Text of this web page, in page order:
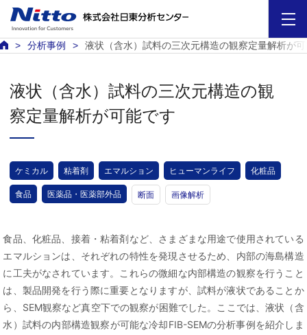
分析事例 液状（含水）試料の三次元構造の観察定量解析が
液状（含水）試料の三次元構造の観
察定量解析が可能です
ケミカル 粘着剤 エマルション ヒューマンライフ 化粧品
食品 医薬品・医薬部外品 断面 画像解析
食品、化粧品、接着・粘着剤など、さまざまな用途で使用されている
エマルションは、それぞれの特性を発現させるため、内部の海島構造
に工夫がなされています。これらの微細な内部構造の観察を行うこと
は、製品開発を行う際に重要となりますが、試料が液状であることか
ら、SEM観察など真空下での観察が困難でした。ここでは、液状（含
水）試料の内部構造観察が可能な冷却FIB-SEMの分析事例を紹介しま